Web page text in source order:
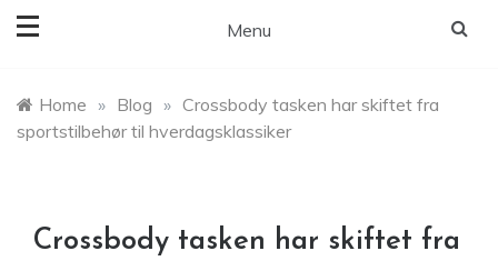
Menu
Home » Blog » Crossbody tasken har skiftet fra
sportstilbehør til hverdagsklassiker
Crossbody tasken har skiftet fra